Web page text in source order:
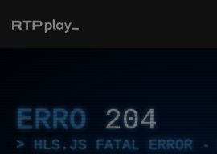
ERRO 204
HLS.JS FATAL ERROR -